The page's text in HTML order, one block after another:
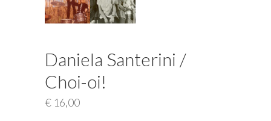
Daniela Santerini /
Choi-oi!
€ 16,00